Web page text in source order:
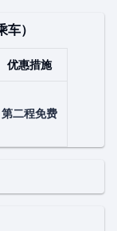
）
优惠措施
第二程免费